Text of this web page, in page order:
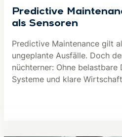
Predictive
als Sensoren
Predictive Maintenance gilt
ungeplante Ausfälle. Doch
nüchterner: Ohne
Systeme und klare